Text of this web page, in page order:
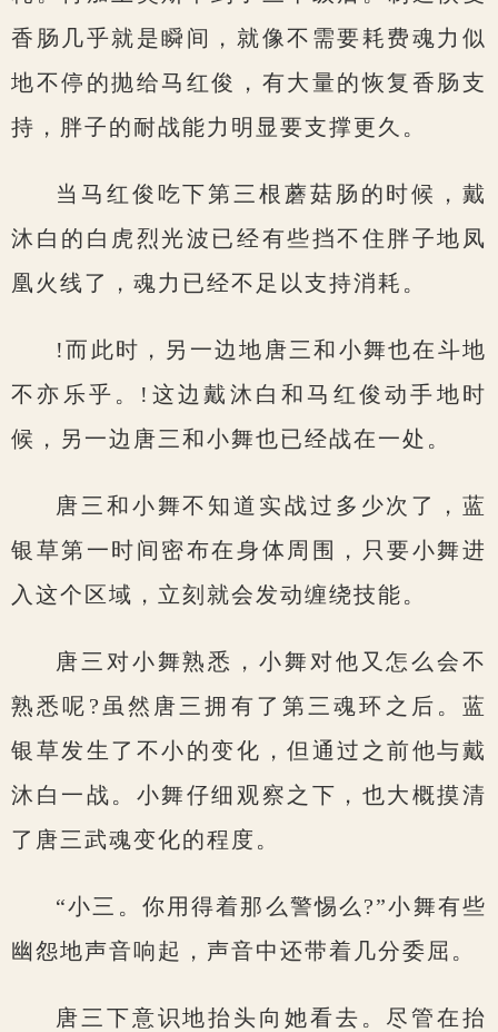
香肠几乎就是瞬间，就像不需要耗费魂力似
地不停的抛给马红俊，有大量的恢复香肠支
持，胖子的耐战能力明显要支撑更久。
当马红俊吃下第三根蘑菇肠的时候，戴
沐白的白虎烈光波已经有些挡不住胖子地凤
凰火线了，魂力已经不足以支持消耗。
!而此时，另一边地唐三和小舞也在斗地
不亦乐乎。!这边戴沐白和马红俊动手地时
候，另一边唐三和小舞也已经战在一处。
唐三和小舞不知道实战过多少次了，蓝
银草第一时间密布在身体周围，只要小舞进
入这个区域，立刻就会发动缠绕技能。
唐三对小舞熟悉，小舞对他又怎么会不
熟悉呢?虽然唐三拥有了第三魂环之后。蓝
银草发生了不小的变化，但通过之前他与戴
沐白一战。小舞仔细观察之下，也大概摸清
了唐三武魂变化的程度。
“小三。你用得着那么警惕么?”小舞有些
幽怨地声音响起，声音中还带着几分委屈。
唐三下意识地抬头向她看去。尽管在抬